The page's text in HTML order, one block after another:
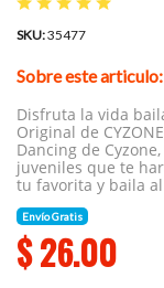
SKU:35477
Sobre este articulo:
Disfruta la vida
Original de
Dancing de
juveniles que te
tu favorita y baila
Envío Gratis
$26.00